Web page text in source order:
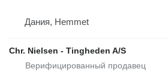
Дания, Hemmet
Chr. Nielsen - Tingheden A/S